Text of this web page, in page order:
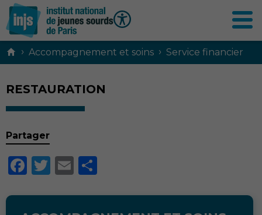
Contenu
› Accompagnement et soins › Service financier
RESTAURATION
Partager
Facebook
Twitter
Email